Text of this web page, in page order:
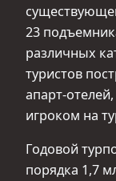
23
различных
туристов
апарт-
игроком на
Годовой
порядка 1,7